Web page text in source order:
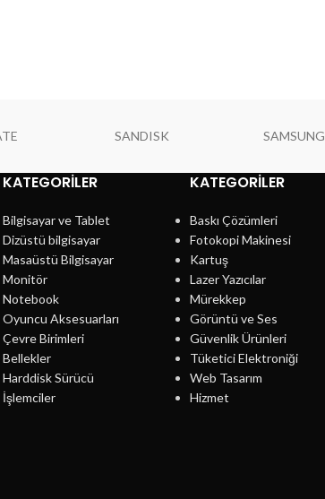
SANDISK SAMSUNG
KATEGORILER
Bilgisayar ve Tablet
Dizüstü bilgisayar
Masaüstü Bilgisayar
Monitör
Notebook
Oyuncu Aksesuarları
Çevre Birimleri
Bellekler
Harddisk Sürücü
İşlemciler
KATEGORILER
Baskı Çözümleri
Fotokopi Makinesi
Kartuş
Lazer Yazıcılar
Mürekkep
Görüntü ve Ses
Güvenlik Ürünleri
Tüketici Elektroniği
Web Tasarım
Hizmet